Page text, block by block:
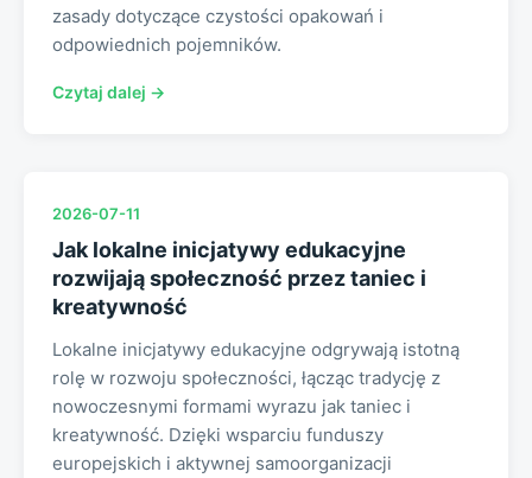
zasady dotyczące czystości opakowań i
odpowiednich pojemników.
Czytaj dalej →
2026-07-11
Jak lokalne inicjatywy edukacyjne
rozwijają społeczność przez taniec i
kreatywność
Lokalne inicjatywy edukacyjne odgrywają istotną
rolę w rozwoju społeczności, łącząc tradycję z
nowoczesnymi formami wyrazu jak taniec i
kreatywność. Dzięki wsparciu funduszy
europejskich i aktywnej samoorganizacji